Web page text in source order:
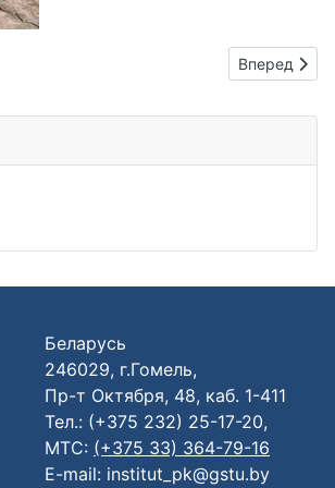
Следующий:
Вперед
Беларусь
246029, г.Гомель,
Пр-т Октября, 48, каб. 1-411
Тел.: (+375 232) 25-17-20,
МТС: (+375 33) 364-79-16
E-mail: institut_pk@gstu.by